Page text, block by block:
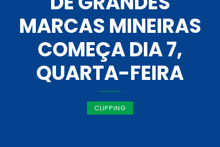
MARCAS MINEIRAS
COMEÇA DIA 7,
QUARTA-FEIRA
CLIPPING